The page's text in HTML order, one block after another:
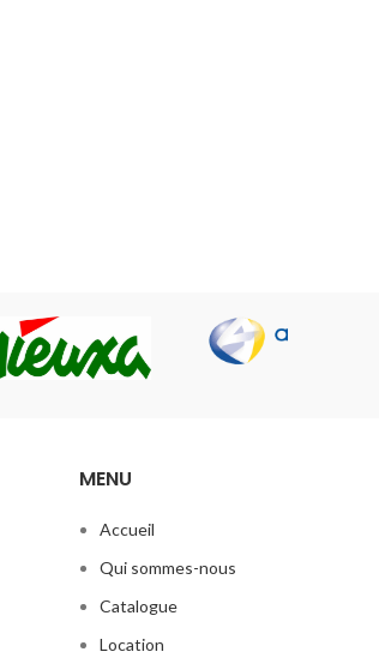
MENU
Accueil
Qui sommes-nous
Catalogue
Location